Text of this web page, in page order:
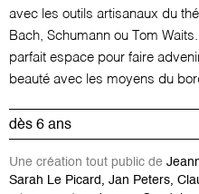
avec les outils artisanaux du
Bach, Schumann ou Tom
parfait espace pour faire
beauté avec les moyens du
dès 6 ans
Une création tout public de
Sarah Le Picard, Jan Peters,